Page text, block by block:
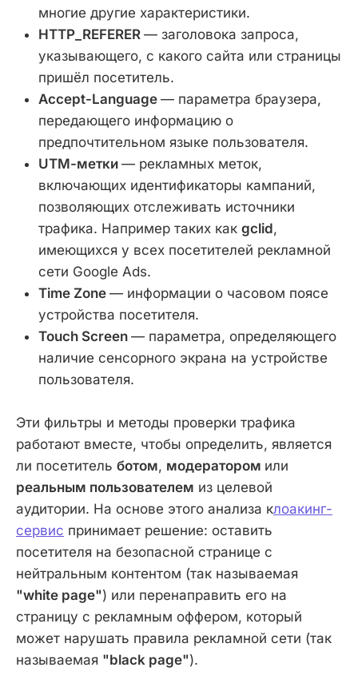
многие другие характеристики.
HTTP_REFERER — заголовока запроса,
указывающего, с какого сайта или страницы
пришёл посетитель.
Accept-Language — параметра браузера,
передающего информацию о
предпочтительном языке пользователя.
UTM-метки — рекламных меток,
включающих идентификаторы кампаний,
позволяющих отслеживать источники
трафика. Например таких как gclid,
имеющихся у всех посетителей рекламной
сети Google Ads.
Time Zone — информации о часовом поясе
устройства посетителя.
Touch Screen — параметра, определяющего
наличие сенсорного экрана на устройстве
пользователя.
Эти фильтры и методы проверки трафика
работают вместе, чтобы определить, является
ли посетитель ботом, модератором или
реальным пользователем из целевой
аудитории. На основе этого анализа клоакинг-
сервис принимает решение: оставить
посетителя на безопасной странице с
нейтральным контентом (так называемая
"white page") или перенаправить его на
страницу с рекламным оффером, который
может нарушать правила рекламной сети (так
называемая "black page").